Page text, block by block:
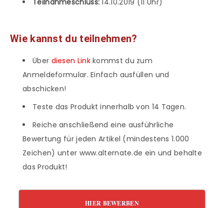
Wie kannst du teilnehmen?
Über diesen Linkkommst du zum
Anmeldeformular. Einfach ausfüllen und
abschicken!
Teste das Produkt innerhalb von 14 Tagen.
Reiche anschließend eine ausführliche
Bewertung für jeden Artikel (mindestens 1.000
Zeichen) unter www.alternate.de ein und behalte
das Produkt!
HIER BEWERBEN